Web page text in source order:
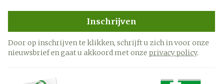
Inschrijven
Door op inschrijven te klikken, schrijft u zich in voor onze
nieuwsbrief en gaat u akkoord met onze privacy policy.